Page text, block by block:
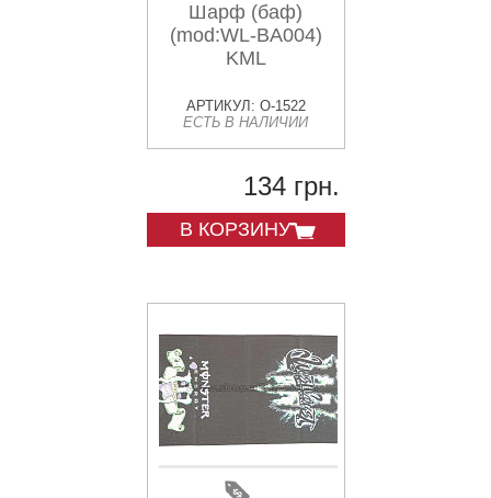
Шарф (баф)
(mod:WL-BA004)
KML
АРТИКУЛ: O-1522
ЕСТЬ В НАЛИЧИИ
134 грн.
В КОРЗИНУ